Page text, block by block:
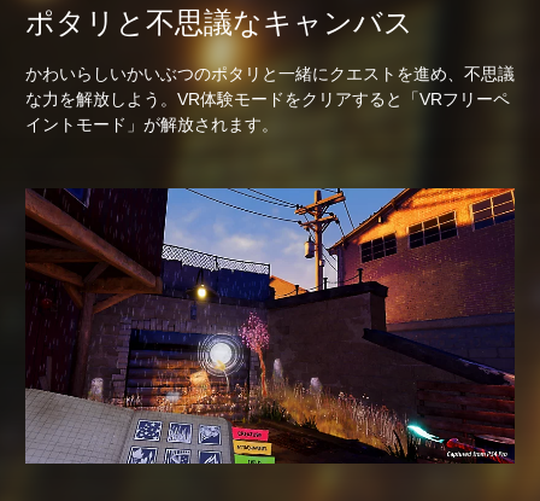
ポタリと不思議なキャンバス
かわいらしいかいぶつのポタリと一緒にクエストを進め、不思議
な力を解放しよう。VR体験モードをクリアすると「VRフリーペ
イントモード」が解放されます。